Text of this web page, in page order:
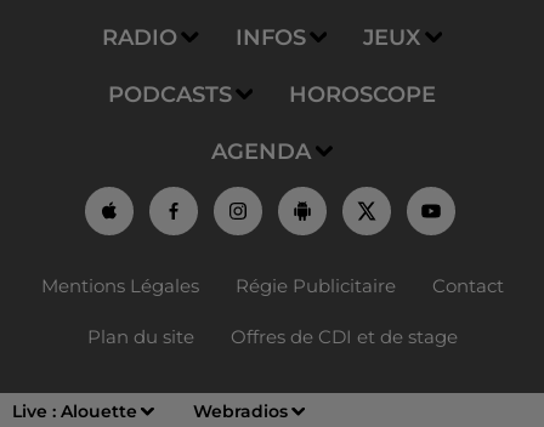
Live : Alouette Webradios
RADIO INFOS JEUX
PODCASTS HOROSCOPE
AGENDA
Mentions Légales Régie Publicitaire Contact
Plan du site Offres de CDI et de stage